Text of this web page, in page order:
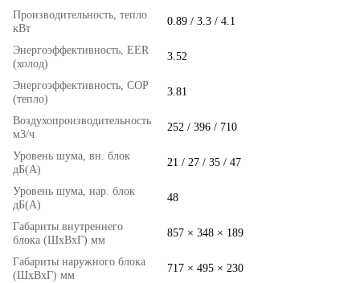
Производительность, тепло
кВт
0.89 / 3.3 / 4.1
Энергоэффективность, EER
(холод)
3.52
Энергоэффективность, COP
(тепло)
3.81
Воздухопроизводительность
м3/ч
252 / 396 / 710
Уровень шума, вн. блок
дБ(А)
21 / 27 / 35 / 47
Уровень шума, нар. блок
дБ(А)
48
Габариты внутреннего
блока (ШхВхГ) мм
857 × 348 × 189
Габариты наружного блока
(ШхВхГ) мм
717 × 495 × 230